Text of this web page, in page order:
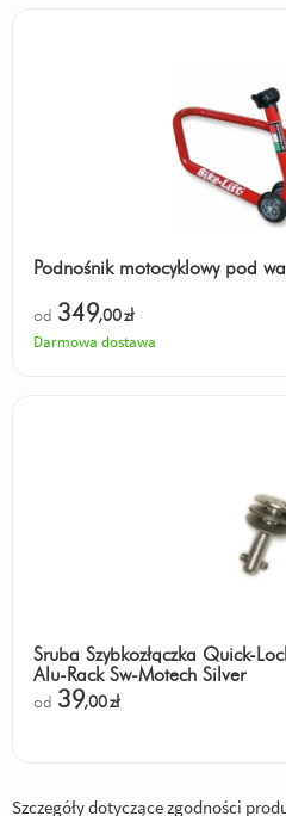
Podnośnik motocyklowy pod
od 349,00zł
Darmowa dostawa
Śruba Szybkozłączka Quick-
Alu-Rack Sw-Motech Silver
od 39,00zł
Szczegóły dotyczące zgodności